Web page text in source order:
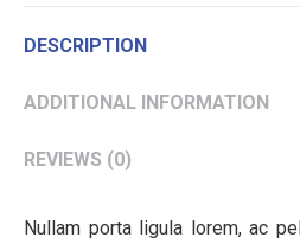
DESCRIPTION
ADDITIONAL INFORMATION
REVIEWS (0)
Nullam porta ligula lorem, ac